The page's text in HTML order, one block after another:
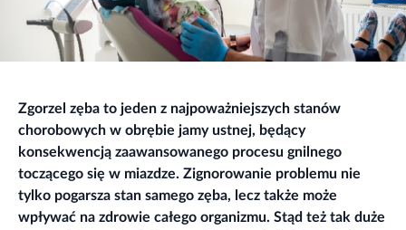
Zgorzel zęba to jeden z najpoważniejszych stanów
chorobowych w obrębie jamy ustnej, będący
konsekwencją zaawansowanego procesu gnilnego
toczącego się w miazdze. Zignorowanie problemu nie
tylko pogarsza stan samego zęba, lecz także może
wpływać na zdrowie całego organizmu. Stąd też tak duże